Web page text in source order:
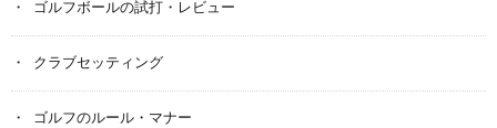
ゴルフボールの試打・レビュー
クラブセッティング
ゴルフのルール・マナー